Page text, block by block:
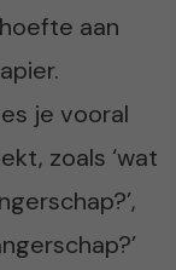
aan
je vooral
zoals ‘wat